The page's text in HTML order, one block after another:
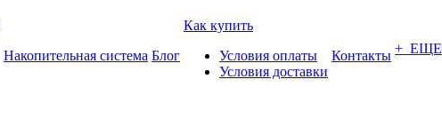
Накопительная система Блог
Как купить
Условия оплаты
Условия доставки
Контакты + ЕЩЕ